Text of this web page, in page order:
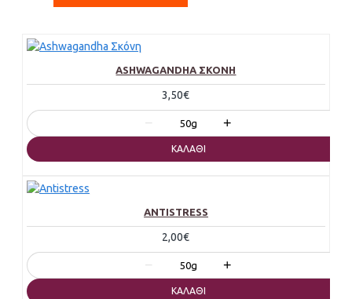
ASHWAGANDHA ΣΚΌΝΗ
3,50€
− 50g +
ΚΑΛΆΘΙ
ANTISTRESS
2,00€
− 50g +
ΚΑΛΆΘΙ